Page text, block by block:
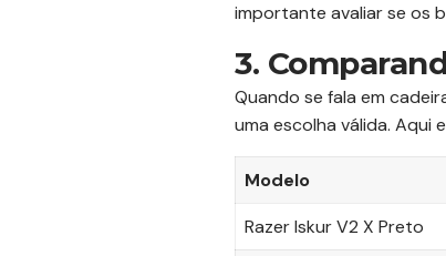
importante avaliar se os
3.
Quando se fala em
uma escolha válida.
Modelo
Razer Iskur V2 X Preto